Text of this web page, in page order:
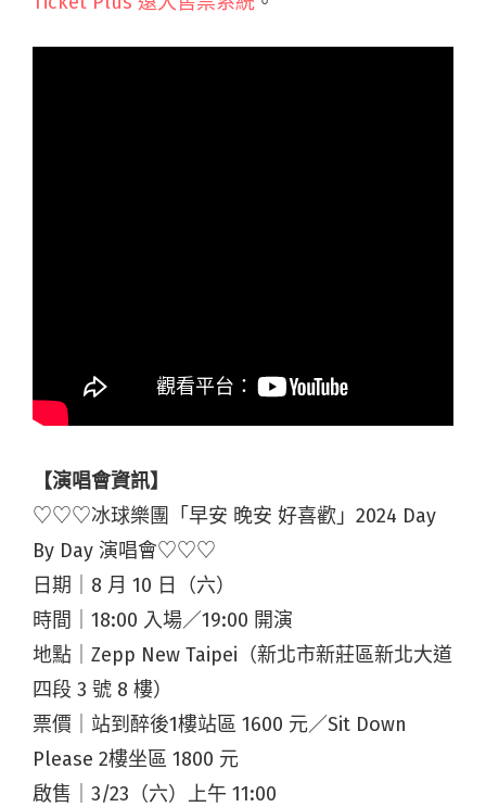
【演唱會資訊】
♡♡♡冰球樂團「早安 晚安 好喜歡」2024 Day
By Day 演唱會♡♡♡
日期｜8 月 10 日（六）
時間｜18:00 入場／19:00 開演
地點｜Zepp New Taipei（新北市新莊區新北大道
四段 3 號 8 樓）
票價｜站到醉後1樓站區 1600 元／Sit Down
Please 2樓坐區 1800 元
啟售｜3/23（六）上午 11:00